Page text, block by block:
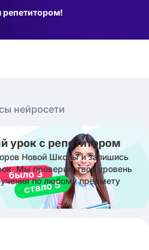
репетитором!
нейросети
урок с репетитором
Новой Школы и запишись
Мы проверим твой уровень
по любому предмету